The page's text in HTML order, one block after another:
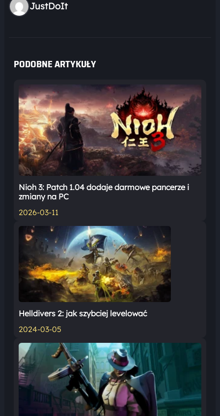
JustDoIt
PODOBNE ARTYKUŁY
Nioh 3: Patch 1.04 dodaje darmowe pancerze i
zmiany na PC
2026-03-11
Helldivers 2: jak szybciej levelować
2024-03-05